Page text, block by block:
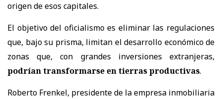
origen de esos capitales.
El objetivo del oficialismo es eliminar las regulaciones
que, bajo su prisma, limitan el desarrollo económico de
zonas que, con grandes inversiones extranjeras,
podrían transformarse en tierras productivas.
Roberto Frenkel, presidente de la empresa inmobiliaria